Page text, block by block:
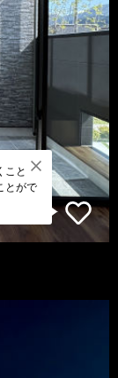
こと
とがで